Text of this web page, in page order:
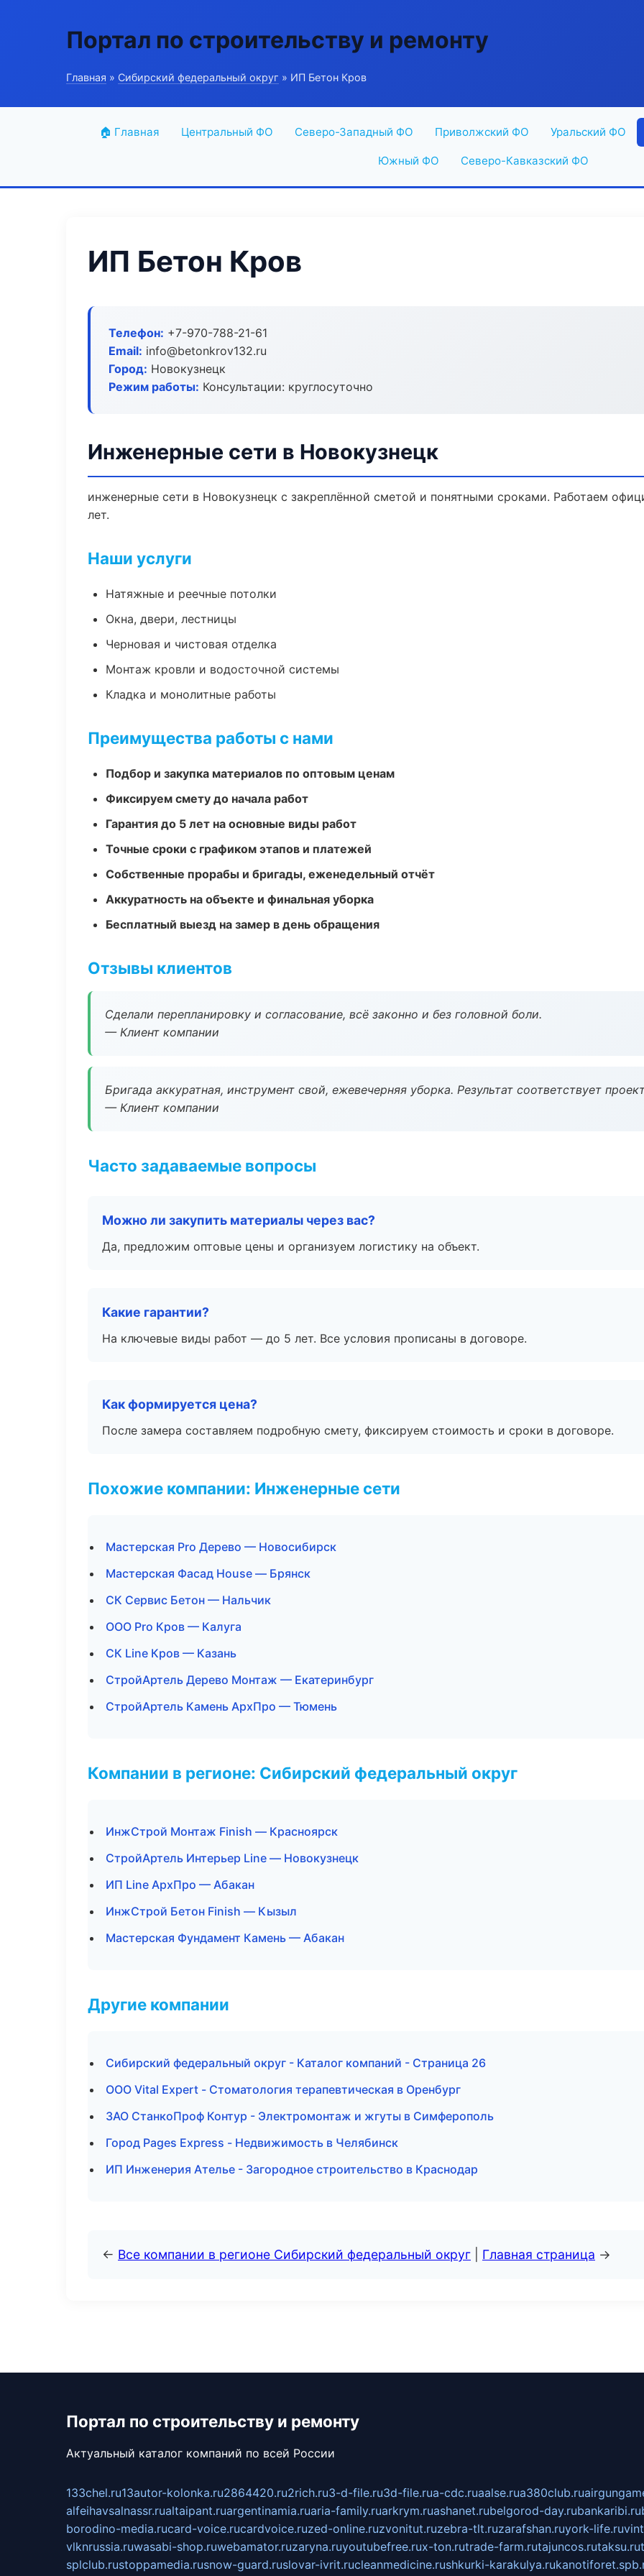
Портал по строительству и ремонту
Главная » Сибирский федеральный округ » ИП Бетон Кров
🏠 Главная Центральный ФО Северо-Западный ФО Приволжский ФО Уральский ФО
Южный ФО Северо-Кавказский ФО
ИП Бетон Кров
Телефон: +7-970-788-21-61
Email: info@betonkrov132.ru
Город: Новокузнецк
Режим работы: Консультации: круглосуточно
Инженерные сети в Новокузнецк
инженерные сети в Новокузнецк с закреплённой сметой и понятными сроками. Работаем
лет.
Наши услуги
Натяжные и реечные потолки
Окна, двери, лестницы
Черновая и чистовая отделка
Монтаж кровли и водосточной системы
Кладка и монолитные работы
Преимущества работы с нами
Подбор и закупка материалов по оптовым ценам
Фиксируем смету до начала работ
Гарантия до 5 лет на основные виды работ
Точные сроки с графиком этапов и платежей
Собственные прорабы и бригады, еженедельный отчёт
Аккуратность на объекте и финальная уборка
Бесплатный выезд на замер в день обращения
Отзывы клиентов
Сделали перепланировку и согласование, всё законно и без головной боли.
— Клиент компании
Бригада аккуратная, инструмент свой, ежевечерняя уборка. Результат соответствует
— Клиент компании
Часто задаваемые вопросы
Можно ли закупить материалы через вас?
Да, предложим оптовые цены и организуем логистику на объект.
Какие гарантии?
На ключевые виды работ — до 5 лет. Все условия прописаны в договоре.
Как формируется цена?
После замера составляем подробную смету, фиксируем стоимость и сроки в договоре.
Похожие компании: Инженерные сети
Мастерская Pro Дерево — Новосибирск
Мастерская Фасад House — Брянск
СК Сервис Бетон — Нальчик
ООО Pro Кров — Калуга
СК Line Кров — Казань
СтройАртель Дерево Монтаж — Екатеринбург
СтройАртель Камень АрхПро — Тюмень
Компании в регионе: Сибирский федеральный округ
ИнжСтрой Монтаж Finish — Красноярск
СтройАртель Интерьер Line — Новокузнецк
ИП Line АрхПро — Абакан
ИнжСтрой Бетон Finish — Кызыл
Мастерская Фундамент Камень — Абакан
Другие компании
Сибирский федеральный округ - Каталог компаний - Страница 26
ООО Vital Expert - Стоматология терапевтическая в Оренбург
ЗАО СтанкоПроф Контур - Электромонтаж и жгуты в Симферополь
Город Pages Express - Недвижимость в Челябинск
ИП Инженерия Ателье - Загородное строительство в Краснодар
← Все компании в регионе Сибирский федеральный округ Главная страница →
Портал по строительству и ремонту
Актуальный каталог компаний по всей России
133chel.ru13autor-kolonka.ru2864420.ru2rich.ru3-d-file.ru3d-file.rua-cdc.ruaalse.rua380club.ru
alfeihavsalnassr.rualtaipant.ruargentinamia.ruaria-family.ruarkrym.ruashanet.rubelgorod-day.rubankaribi.ru
borodino-media.rucard-voice.rucardvoice.ruzed-online.ruzvonitut.ruzebra-tlt.ruzarafshan.ruyork-life.ru
vlknrussia.ruwasabi-shop.ruwebamator.ruzaryna.ruyoutubefree.rux-ton.rutrade-farm.rutajuncos.rutaksu.ru
splclub.rustoppamedia.rusnow-guard.ruslovar-ivrit.rucleanmedicine.rushkurki-karakulya.ru